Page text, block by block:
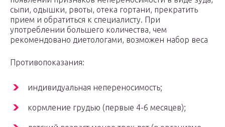
сыпи, одышки, рвоты, отека гортани, прекратить
прием и обратиться к специалисту. При
употреблении большего количества, чем
рекомендовано диетологами, возможен набор веса
Противопоказания:
индивидуальная непереносимость;
кормление грудью (первые 4-6 месяцев);